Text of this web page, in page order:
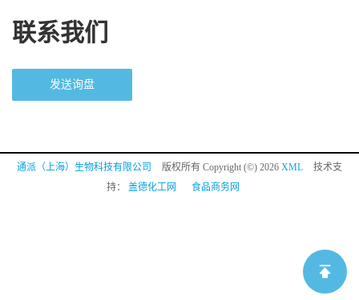
联系我们
发送询盘
通派（上海）生物科技有限公司 版权所有 Copyright (©) 2026 XML
技术支
持： 盖德化工网 食品商务网